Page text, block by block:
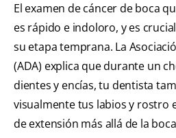
El examen de cáncer de boca
es rápido e indoloro, y es
su etapa temprana. La
(ADA) explica que durante un
dientes y encías, tu dentista
visualmente tus labios y rostro
de extensión más allá de la